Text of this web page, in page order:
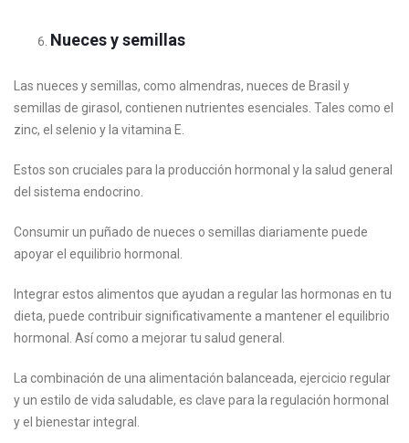
Nueces y semillas
Las nueces y semillas, como almendras, nueces de Brasil y
semillas de girasol, contienen nutrientes esenciales. Tales como el
zinc, el selenio y la vitamina E.
Estos son cruciales para la producción hormonal y la salud general
del sistema endocrino.
Consumir un puñado de nueces o semillas diariamente puede
apoyar el equilibrio hormonal.
Integrar estos alimentos que ayudan a regular las hormonas en tu
dieta, puede contribuir significativamente a mantener el equilibrio
hormonal. Así como a mejorar tu salud general.
La combinación de una alimentación balanceada, ejercicio regular
y un estilo de vida saludable, es clave para la regulación hormonal
y el bienestar integral.